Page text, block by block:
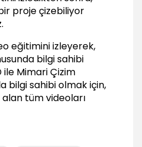
1
proje çizebiliyor
eğitimini izleyerek,
bilgi sahibi
ile Mimari Çizim
bilgi sahibi olmak için,
tüm videoları